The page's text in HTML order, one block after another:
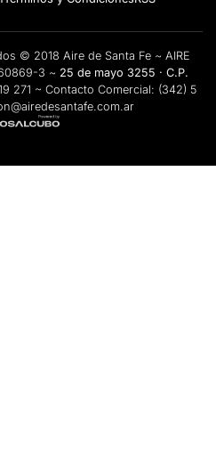
© 2018 Aire de Santa Fe ~ AIRE
3 ~ 25 de mayo 3255 · C.P.
271 ~ Contacto Comercial: (342) 5